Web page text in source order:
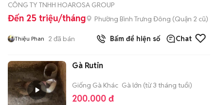
CÔNG TY TNHH HOAROSA GROUP
Đến 25 triệu/tháng Phường Bình Trưng Đông (Quận 2 cũ)
Thiệu Phan 2 đã bán Bấm để hiện số Chat
Gà Rutin
Giống Gà Khác Gà lớn (từ 3 tháng tuổi)
200.000 đ